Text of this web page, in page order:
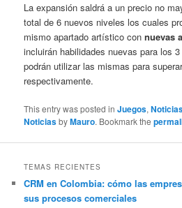
La expansión saldrá a un precio no
total de 6 nuevos niveles los cuales
mismo apartado artístico con nuevas
incluirán habilidades nuevas para los
podrán utilizar las mismas para
respectivamente.
This entry was posted inJuegos,
NoticiasbyMauro. Bookmark the
TEMAS RECIENTES
CRM en Colombia: cómo las
sus procesos comerciales